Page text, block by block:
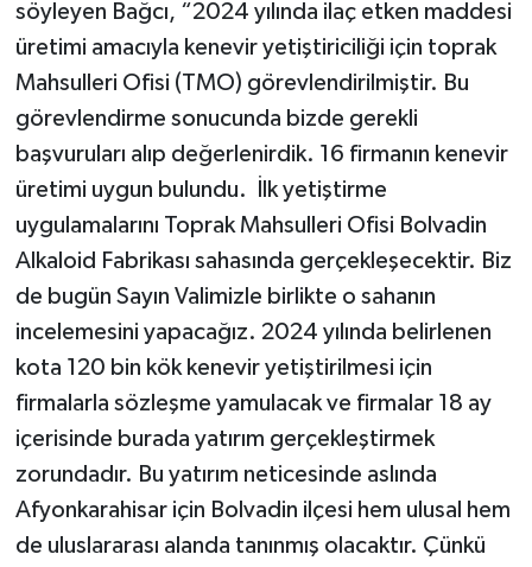
söyleyen Bağcı, “2024 yılında ilaç etken maddesi
üretimi amacıyla kenevir yetiştiriciliği için toprak
Mahsulleri Ofisi (TMO) görevlendirilmiştir. Bu
görevlendirme sonucunda bizde gerekli
başvuruları alıp değerlenirdik. 16 firmanın kenevir
üretimi uygun bulundu. İlk yetiştirme
uygulamalarını Toprak Mahsulleri Ofisi Bolvadin
Alkaloid Fabrikası sahasında gerçekleşecektir. Biz
de bugün Sayın Valimizle birlikte o sahanın
incelemesini yapacağız. 2024 yılında belirlenen
kota 120 bin kök kenevir yetiştirilmesi için
firmalarla sözleşme yamulacak ve firmalar 18 ay
içerisinde burada yatırım gerçekleştirmek
zorundadır. Bu yatırım neticesinde aslında
Afyonkarahisar için Bolvadin ilçesi hem ulusal hem
de uluslararası alanda tanınmış olacaktır. Çünkü